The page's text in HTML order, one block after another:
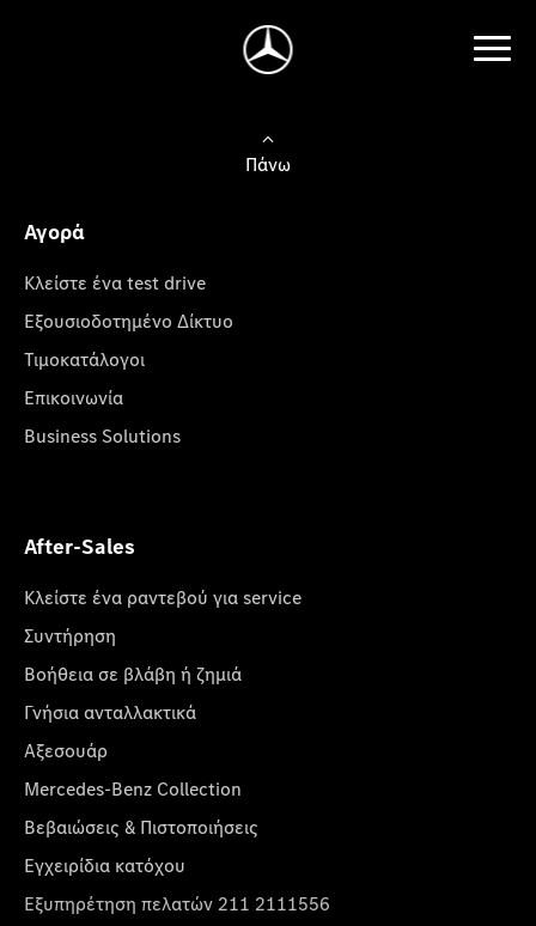
Πάνω
Αγορά
Κλείστε ένα test drive
Εξουσιοδοτημένο Δίκτυο
Τιμοκατάλογοι
Επικοινωνία
Business Solutions
After-Sales
Κλείστε ένα ραντεβού για service
Συντήρηση
Βοήθεια σε βλάβη ή ζημιά
Γνήσια ανταλλακτικά
Αξεσουάρ
Mercedes-Benz Collection
Βεβαιώσεις & Πιστοποιήσεις
Εγχειρίδια κατόχου
Εξυπηρέτηση πελατών 211 2111556